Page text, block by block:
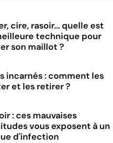
cire, rasoir... quelle est
technique pour
son maillot ?
incarnés : comment les
et les retirer ?
: ces mauvaises
vous exposent à un
d'infection